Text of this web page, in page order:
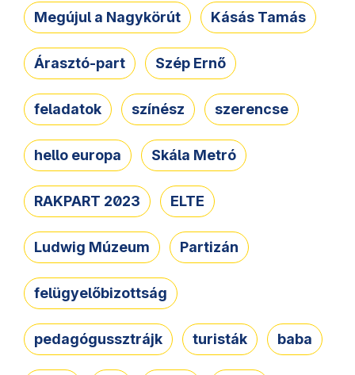
Megújul a Nagykörút Kásás Tamás
Árasztó-part Szép Ernő
feladatok színész szerencse
hello europa Skála Metró
RAKPART 2023 ELTE
Ludwig Múzeum Partizán
felügyelőbizottság
pedagógussztrájk turisták baba